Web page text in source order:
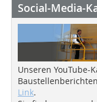
Social-Media-
Unseren YouTube-
Link.